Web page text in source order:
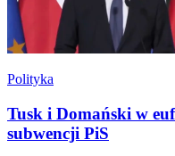
Polityka
Tusk i Domański w
subwencji PiS